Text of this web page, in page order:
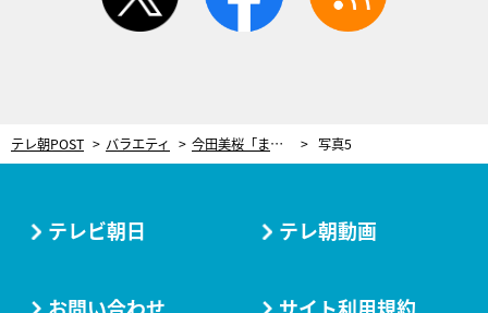
テレ朝POST バラエティ 今田美桜「まだドキドキ」スタッフも大あわての“突然の旅立ち”に驚き…固唾をのんで見守る 写真5
テレビ朝日 テレ朝動画